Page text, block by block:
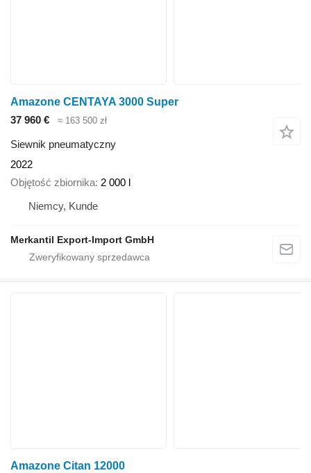
Amazone CENTAYA 3000 Super
37 960 €
≈ 163 500 zł
Siewnik pneumatyczny
2022
Objętość zbiornika 2 000 l
Niemcy, Kunde
Merkantil Export-Import GmbH
Amazone Citan 12000